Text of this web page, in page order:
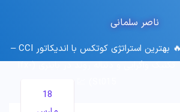
ناصر سلمانی
🔥 بهترین استراتژی کوتکس با اندیکاتور CCI –
تکنیک واگرایی و دنباله روند در باینری (Ifx-
18